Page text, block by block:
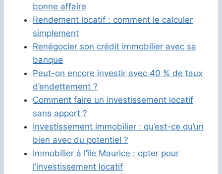
bonne affaire
Rendement locatif : comment le calculer
simplement
Renégocier son crédit immobilier avec sa
banque
Peut-on encore investir avec 40 % de taux
d’endettement ?
Comment faire un investissement locatif
sans apport ?
Investissement immobilier : qu’est-ce qu’un
bien avec du potentiel ?
Immobilier à l’île Maurice : opter pour
l’investissement locatif